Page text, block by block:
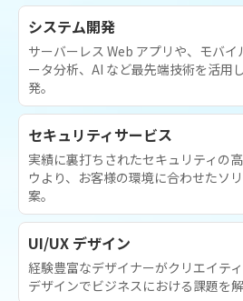
システム開発
サーバーレス Web アプリや、モバ
ータ分析、AI など最先端技術を活用
発。
セキュリティサービス
実績に裏打ちされたセキュリティの
ウより、お客様の環境に合わせたソ
案。
UI/UX デザイン
経験豊富なデザイナーがクリエイテ
デザインでビジネスにおける課題を解